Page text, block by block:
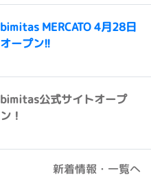
bimitas MERCATO 4月28日
オープン!!
bimitas公式サイトオープ
ン！
新着情報・一覧へ